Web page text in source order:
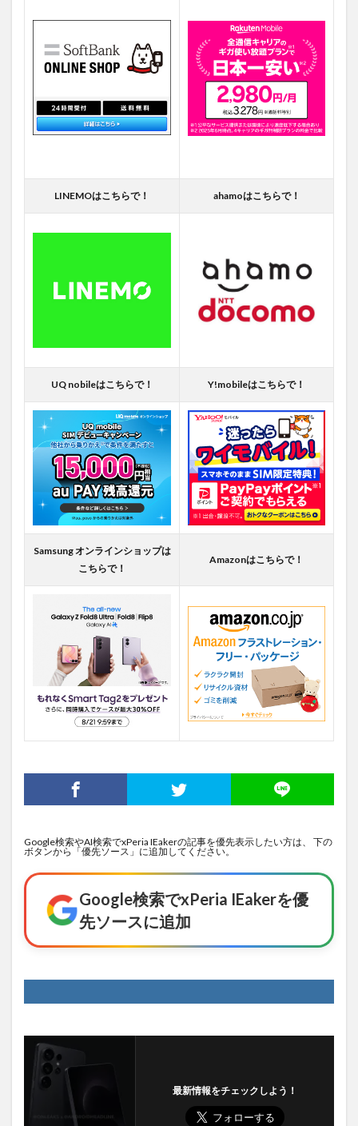
LINEMOはこちらで！ ahamoはこちらで！
UQ nobileはこちらで！ Y!mobileはこちらで！
Samsung オンラインショップは
こちらで！
Amazonはこちらで！
Google検索やAI検索でxPeria IEakerの記事を優先表示したい方は、 下の
ボタンから「優先ソース」に追加してください。
Google検索でxPeria IEakerを優
先ソースに追加
最新情報をチェックしよう！